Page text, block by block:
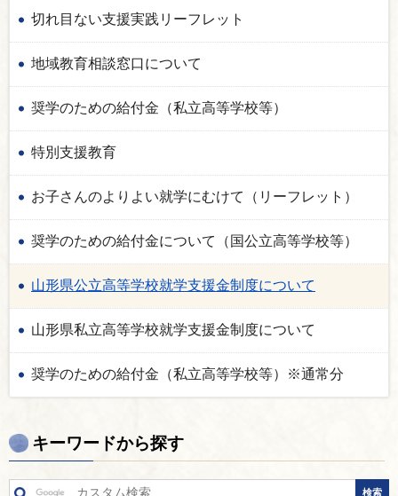
切れ目ない支援実践リーフレット
地域教育相談窓口について
奨学のための給付金（私立高等学校等）
特別支援教育
お子さんのよりよい就学にむけて（リーフレット）
奨学のための給付金について（国公立高等学校等）
山形県公立高等学校就学支援金制度について
山形県私立高等学校就学支援金制度について
奨学のための給付金（私立高等学校等）※通常分
キーワードから探す